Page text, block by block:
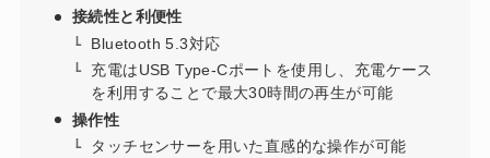
接続性と利便性
Bluetooth 5.3対応
充電はUSB Type-Cポートを使用し、充電ケース
を利用することで最大30時間の再生が可能
操作性
タッチセンサーを用いた直感的な操作が可能